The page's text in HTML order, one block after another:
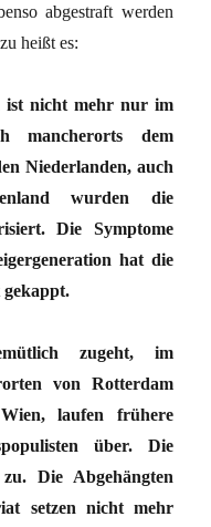
abgestraft werden
heißt es:
ist nicht mehr nur im
mancherorts dem
Niederlanden, auch
wurden die
Die Symptome
hat die
zugeht, im
von Rotterdam
laufen frühere
über. Die
Die Abgehängten
setzen nicht mehr